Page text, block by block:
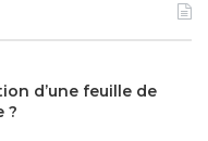
d’une feuille de
?